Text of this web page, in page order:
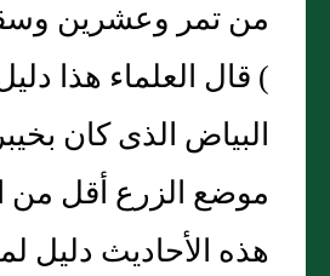
من تمر وعشرين
) قال العلماء هذا
البياض الذى كان
موضع الزرع أقل
هذه الأحاديث دليل